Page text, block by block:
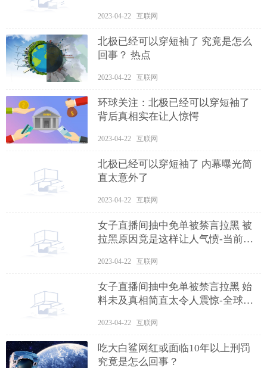
2023-04-22 互联网
北极已经可以穿短袖了 究竟是怎么
回事？ 热点
2023-04-22 互联网
环球关注：北极已经可以穿短袖了
背后真相实在让人惊愕
2023-04-22 互联网
北极已经可以穿短袖了 内幕曝光简
直太意外了
2023-04-22 互联网
女子直播间抽中免单被禁言拉黑 被
拉黑原因竟是这样让人气愤-当前简
2023-04-22 互联网
女子直播间抽中免单被禁言拉黑 始
料未及真相简直太令人震惊-全球微
2023-04-22 互联网
吃大白鲨网红或面临10年以上刑罚
究竟是怎么回事？